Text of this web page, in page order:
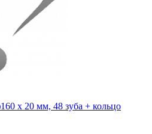
х 20 мм, 48 зуба + кольцо